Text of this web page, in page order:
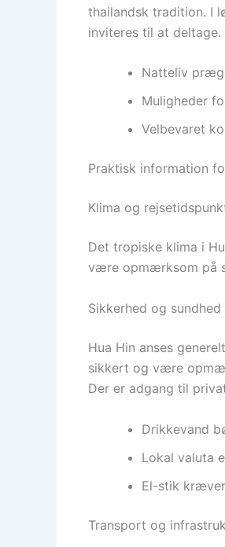
thailandsk tradition. I
inviteres til at deltage.
Natteliv
Muligheder
Velbevaret
Praktisk information
Klima og
Det tropiske klima i
være opmærksom på
Sikkerhed og sundhed
Hua Hin anses
sikkert og være
Der er adgang til
Drikkevand
Lokal valuta
El-stik
Transport og